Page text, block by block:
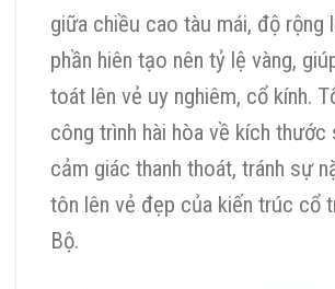
giữa chiều cao tàu mái, độ rộng
phần hiên tạo nên tỷ lệ vàng,
toát lên vẻ uy nghiêm, cổ kính.
công trình hài hòa về kích thước
cảm giác thanh thoát, tránh sự
tôn lên vẻ đẹp của kiến trúc cổ
Bộ.